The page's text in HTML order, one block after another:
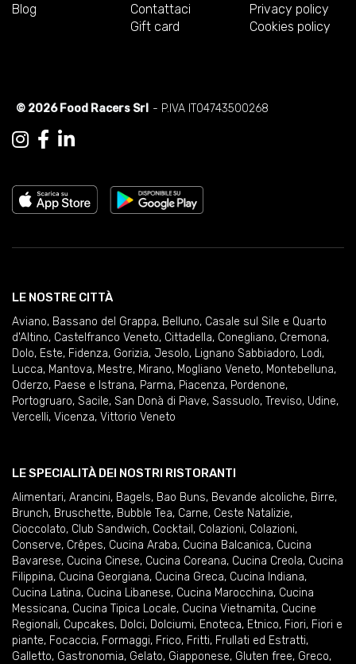
Blog
Contattaci
Gift card
Privacy policy
Cookies policy
© 2026 Food Racers Srl - P.IVA IT04743500268
LE NOSTRE CITTÀ
Aviano, Bassano del Grappa, Belluno, Casale sul Sile e Quarto
d'Altino, Castelfranco Veneto, Cittadella, Conegliano, Cremona,
Dolo, Este, Fidenza, Gorizia, Jesolo, Lignano Sabbiadoro, Lodi,
Lucca, Mantova, Mestre, Mirano, Mogliano Veneto, Montebelluna,
Oderzo, Paese e Istrana, Parma, Piacenza, Pordenone,
Portogruaro, Sacile, San Donà di Piave, Sassuolo, Treviso, Udine,
Vercelli, Vicenza, Vittorio Veneto
LE SPECIALITÀ DEI NOSTRI RISTORANTI
Alimentari, Arancini, Bagels, Bao Buns, Bevande alcoliche, Birre,
Brunch, Bruschette, Bubble Tea, Carne, Ceste Natalizie,
Cioccolato, Club Sandwich, Cocktail , Colazioni, Colazioni,
Conserve, Crêpes, Cucina Araba, Cucina Balcanica, Cucina
Bavarese, Cucina Cinese, Cucina Coreana, Cucina Creola, Cucina
Filippina, Cucina Georgiana, Cucina Greca, Cucina Indiana,
Cucina Latina, Cucina Libanese, Cucina Marocchina, Cucina
Messicana, Cucina Tipica Locale, Cucina Vietnamita, Cucine
Regionali, Cupcakes, Dolci, Dolciumi, Enoteca, Etnico, Fiori, Fiori e
piante, Focaccia, Formaggi, Frico, Fritti, Frullati ed Estratti,
Galletto, Gastronomia, Gelato, Giapponese, Gluten free, Greco,